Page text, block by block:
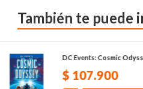
También te puede
DC Events: Cosmic
$ 107.900